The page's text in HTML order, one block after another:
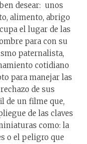
desear: unos
alimento, abrigo
el lugar de las
para con su
paternalista,
cotidiano
para manejar las
de sus
de un filme que,
de las claves
como: la
o el peligro que